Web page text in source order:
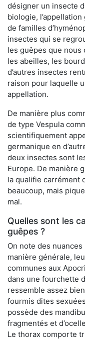
désigner un insecte
biologie,
de familles
insectes qui se
les guêpes que nous
les abeilles, les
d’autres insectes
raison pour laquelle
appellation.
De manière plus
de type Vespula
scientifiquement
germanique en
deux insectes sont
Europe. De manière
la qualifie carrément
beaucoup, mais
mal.
Quelles sont les
guêpes ?
On note des
manière générale,
communes aux
dans une fourchette
ressemble assez
fourmis dites
possède des
fragmentés et
Le thorax comporte